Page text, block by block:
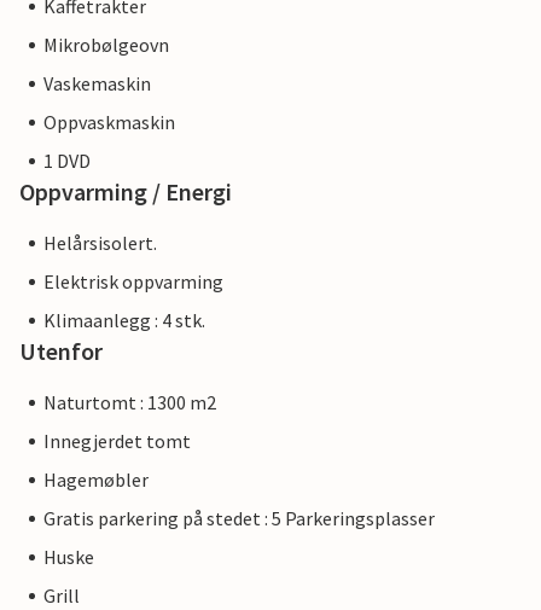
Kaffetrakter
Mikrobølgeovn
Vaskemaskin
Oppvaskmaskin
1 DVD
Oppvarming / Energi
Helårsisolert.
Elektrisk oppvarming
Klimaanlegg : 4 stk.
Utenfor
Naturtomt : 1300 m2
Innegjerdet tomt
Hagemøbler
Gratis parkering på stedet : 5 Parkeringsplasser
Huske
Grill